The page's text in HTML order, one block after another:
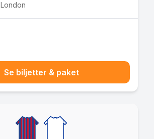
London
Se biljetter & paket